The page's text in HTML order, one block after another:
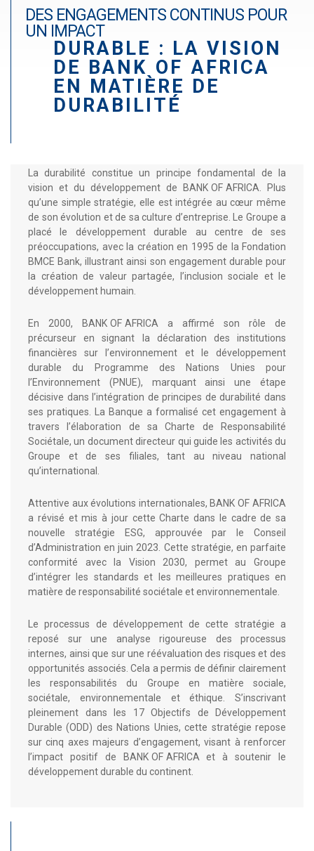
r
a
d
é
DES ENGAGEMENTS CONTINUS POUR
UN IMPACT
DURABLE : LA VISION
DE BANK OF AFRICA
EN MATIÈRE DE
DURABILITÉ
La durabilité constitue un principe fondamental de la
vision et du développement de BANK OF AFRICA. Plus
qu’une simple stratégie, elle est intégrée au cœur même
de son évolution et de sa culture d’entreprise. Le Groupe a
placé le développement durable au centre de ses
préoccupations, avec la création en 1995 de la Fondation
BMCE Bank, illustrant ainsi son engagement durable pour
la création de valeur partagée, l’inclusion sociale et le
développement humain.
En 2000, BANK OF AFRICA a affirmé son rôle de
précurseur en signant la déclaration des institutions
financières sur l’environnement et le développement
durable du Programme des Nations Unies pour
l’Environnement (PNUE), marquant ainsi une étape
décisive dans l’intégration de principes de durabilité dans
ses pratiques. La Banque a formalisé cet engagement à
travers l’élaboration de sa Charte de Responsabilité
Sociétale, un document directeur qui guide les activités du
Groupe et de ses filiales, tant au niveau national
qu’international.
Attentive aux évolutions internationales, BANK OF AFRICA
a révisé et mis à jour cette Charte dans le cadre de sa
nouvelle stratégie ESG, approuvée par le Conseil
d’Administration en juin 2023. Cette stratégie, en parfaite
conformité avec la Vision 2030, permet au Groupe
d’intégrer les standards et les meilleures pratiques en
matière de responsabilité sociétale et environnementale.
Le processus de développement de cette stratégie a
reposé sur une analyse rigoureuse des processus
internes, ainsi que sur une réévaluation des risques et des
opportunités associés. Cela a permis de définir clairement
les responsabilités du Groupe en matière sociale,
sociétale, environnementale et éthique. S’inscrivant
pleinement dans les 17 Objectifs de Développement
Durable (ODD) des Nations Unies, cette stratégie repose
sur cinq axes majeurs d’engagement, visant à renforcer
l’impact positif de BANK OF AFRICA et à soutenir le
développement durable du continent.